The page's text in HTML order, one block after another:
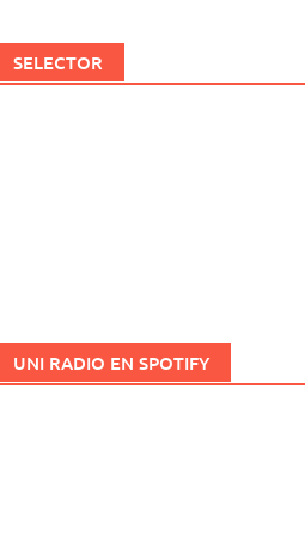
SELECTOR
UNI RADIO EN SPOTIFY